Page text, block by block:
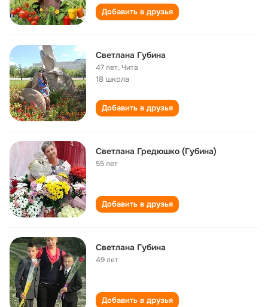
Добавить в друзья
Светлана Губина
47 лет,Чита
18 школа
Добавить в друзья
Светлана Гредюшко (Губина)
55 лет
Добавить в друзья
Светлана Губина
49 лет
Добавить в друзья